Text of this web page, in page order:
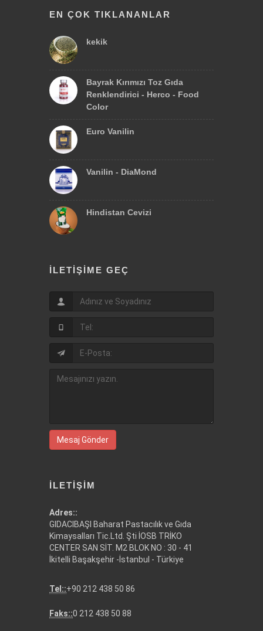
EN ÇOK TIKLANANLAR
kekik
Bayrak Kırımızı Toz Gıda
Renklendirici - Herco - Food
Color
Euro Vanilin
Vanilin - DiaMond
Hindistan Cevizi
İLETIŞIME GEÇ
Mesaj Gönder
İLETIŞIM
Adres::
GIDACIBAŞI Baharat Pastacılık ve Gıda
Kimaysalları Tic.Ltd. Şti İOSB TRİKO
CENTER SAN SİT. M2 BLOK NO : 30 - 41
İkitelli Başakşehir -İstanbul - Türkiye
Tel::+90 212 438 50 86
Faks::0 212 438 50 88